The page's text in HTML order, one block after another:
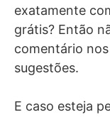
exatamente
grátis? Então
comentário
sugestões.
E caso esteja